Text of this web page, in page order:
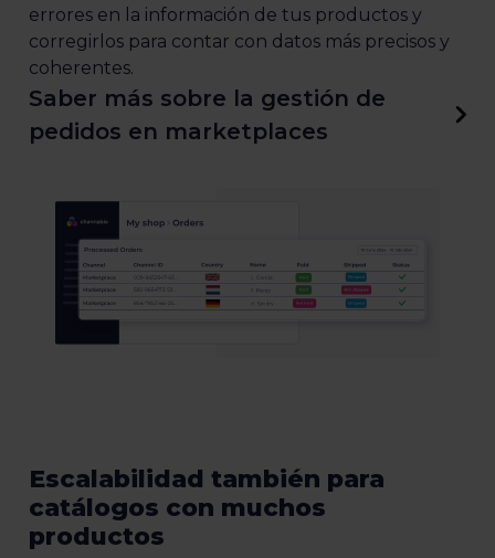
errores en la información de tus productos y
corregirlos para contar con datos más precisos y
coherentes.
Saber más sobre la gestión de
pedidos en marketplaces
Escalabilidad también para
catálogos con muchos
productos